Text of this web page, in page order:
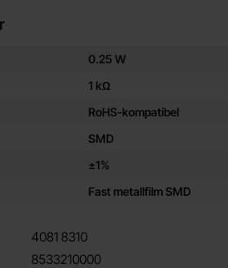
för denna produkt
0.25 W
1 kΩ
RoHS-kompatibel
SMD
±1%
Fast metallfilm SMD
4081 8310
8533210000